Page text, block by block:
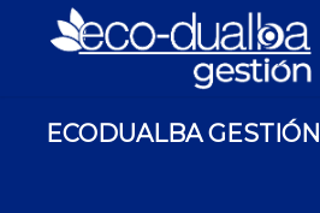
ECODUALBA GESTIÓN